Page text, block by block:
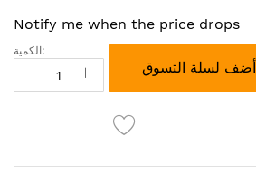
Notify me when the price drops
الكمية:
أضف لسلة التسوق